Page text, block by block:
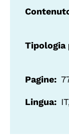
Tipologia
Pagine
Lingua